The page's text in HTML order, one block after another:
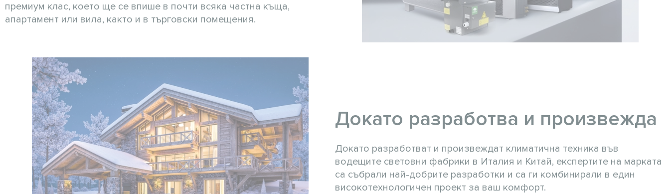
премиум клас, което ще се впише в почти всяка частна къща,
апартамент или вила, както и в търговски помещения.
Докато разработва и произвежда
Докато разработват и произвеждат климатична техника във
водещите световни фабрики в Италия и Китай, експертите на марката
са събрали най-добрите разработки и са ги комбинирали в един
високотехнологичен проект за ваш комфорт.